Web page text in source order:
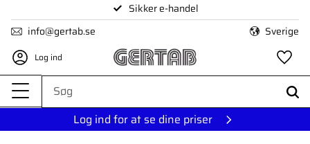
Menu
Sikker e-handel
info@gertab.se
Sverige
Log ind
Log ind for at se dine priser